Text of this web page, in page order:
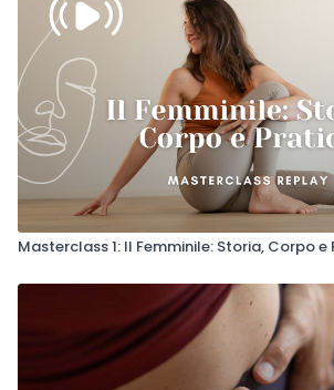
✅ Strategie pratiche per ridurre lo
ciclo mestruale.
🧘‍♀️
La live include 30 minuti di pratica
parte teorica di approfondimento e
Masterclass 1: Il Femminile: Storia, Corpo e